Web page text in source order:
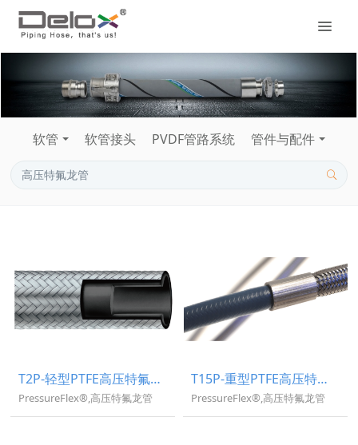
软管 软管接头 PVDF管路系统 管件与配件
T2P-轻型PTFE高压特氟龙管T2000-PressureFlex®
PressureFlex®,高压特氟龙管
T15P-重型PTFE高压特氟龙管T1561-PressureFlex®
PressureFlex®,高压特氟龙管